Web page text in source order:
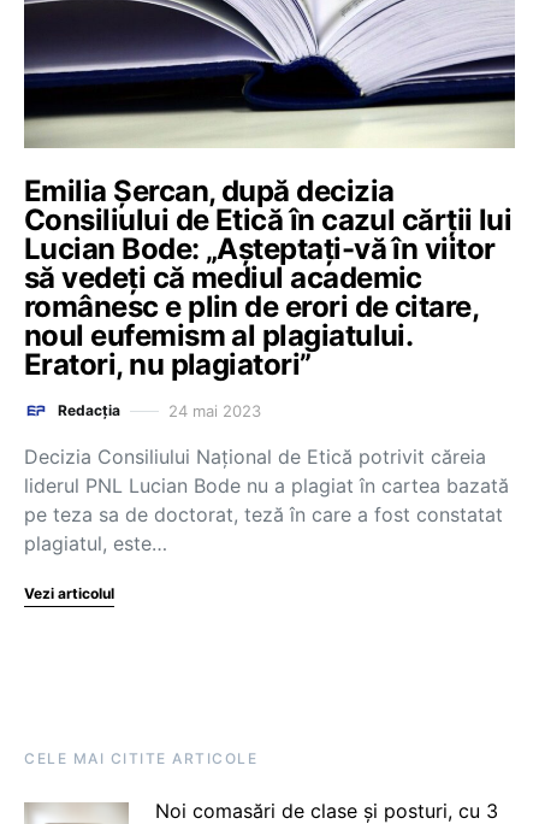
Emilia Șercan, după decizia
Consiliului de Etică în cazul cărții lui
Lucian Bode: „Așteptați-vă în viitor
să vedeți că mediul academic
românesc e plin de erori de citare,
noul eufemism al plagiatului.
Eratori, nu plagiatori”
Redacția 24 mai 2023
Decizia Consiliului Național de Etică potrivit căreia
liderul PNL Lucian Bode nu a plagiat în cartea bazată
pe teza sa de doctorat, teză în care a fost constatat
plagiatul, este…
Vezi articolul
CELE MAI CITITE ARTICOLE
Noi comasări de clase și posturi, cu 3